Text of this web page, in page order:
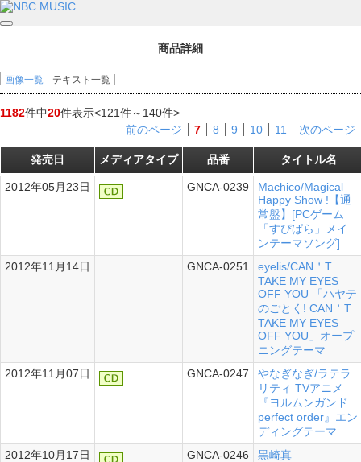
商品詳細
画像一覧 テキスト一覧
1182件中20件表示<121件～140件>
前のページ
7 8 9 10 11 次のページ
発売日 メディアタイプ 品番 タイトル名
2012年05月23日 GNCA-0239
Machico/Magical
Happy Show !【通
常盤】[PCゲーム
「すぴぱら」メイ
ンテーマソング]
2012年11月14日
グル GNCA-0251
eyelis/CAN＇T
TAKE MY EYES
OFF YOU 「ハヤテ
のごとく! CAN＇T
TAKE MY EYES
OFF YOU」オープ
ニングテーマ
2012年11月07日
GNCA-0247
やなぎなぎ/ラテラ
リティ TVアニメ
『ヨルムンガンド
perfect order』エン
ディングテーマ
2012年10月17日
GNCA-0246
黒崎真